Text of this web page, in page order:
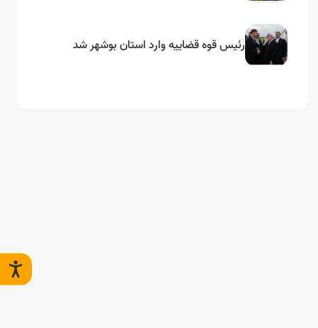
رئیس قوه قضاییه وارد استان بوشهر شد